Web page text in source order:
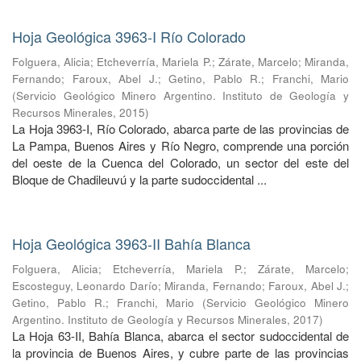
Hoja Geológica 3963-I Río Colorado
Folguera, Alicia; Etcheverría, Mariela P.; Zárate, Marcelo; Miranda,
Fernando; Faroux, Abel J.; Getino, Pablo R.; Franchi, Mario
(Servicio Geológico Minero Argentino. Instituto de Geología y
Recursos Minerales, 2015)
La Hoja 3963-I, Río Colorado, abarca parte de las provincias de
La Pampa, Buenos Aires y Río Negro, comprende una porción
del oeste de la Cuenca del Colorado, un sector del este del
Bloque de Chadileuvú y la parte sudoccidental ...
Hoja Geológica 3963-II Bahía Blanca
Folguera, Alicia; Etcheverría, Mariela P.; Zárate, Marcelo;
Escosteguy, Leonardo Darío; Miranda, Fernando; Faroux, Abel J.;
Getino, Pablo R.; Franchi, Mario (Servicio Geológico Minero
Argentino. Instituto de Geología y Recursos Minerales, 2017)
La Hoja 63-II, Bahía Blanca, abarca el sector sudoccidental de
la provincia de Buenos Aires, y cubre parte de las provincias